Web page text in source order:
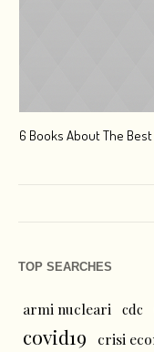
6 Books About The
TOP SEARCHES
armi nucleari cdc
covid19 crisi